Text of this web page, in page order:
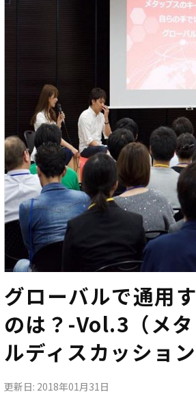
グローバルで通用
のは？-Vol.3（メ
ルディスカッション
更新日: 2018年01月31日